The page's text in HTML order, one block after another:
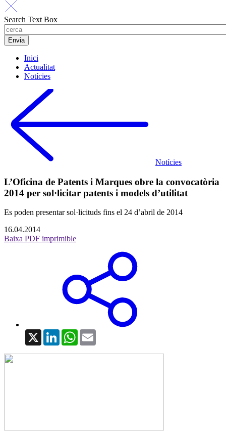
Search Text Box
Inici
Actualitat
Notícies
Notícies
L’Oficina de Patents i Marques obre la convocatòria
2014 per sol·licitar patents i models d’utilitat
Es poden presentar sol·licituds fins el 24 d’abril de 2014
16.04.2014
Baixa PDF imprimible
X LinkedInWhatsApp